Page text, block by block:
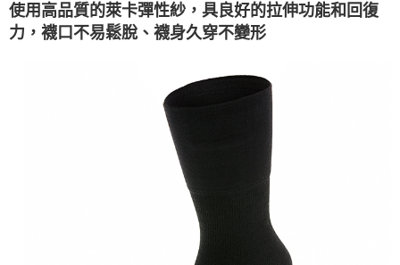
使用高品質的萊卡彈性紗，具良好的拉伸功能和回復
力，襪口不易鬆脫、襪身久穿不變形